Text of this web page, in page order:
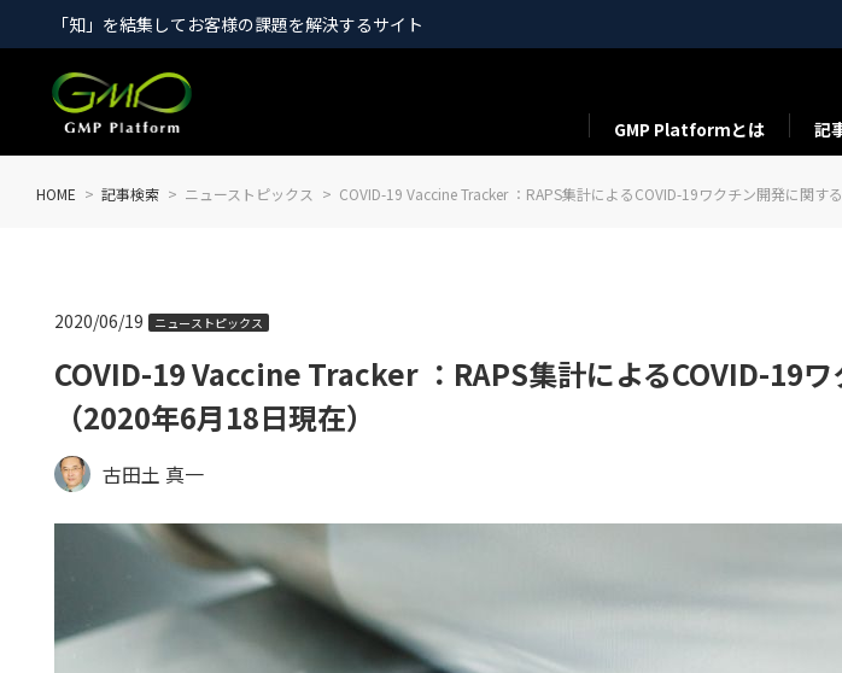
「知」を結集してお客様の課題を解決するサイト
GMP Platformとは 記
HOME 記事検索 ニューストピックス COVID-19 Vaccine Tracker ：RAPS集計によるCOVID-19ワクチン開発に関す
COVID-19 Vaccine Tracker ：RAPS集計によるCOVID-19
（2020年6月18日現在）
2020/06/19 ニューストピックス
古田土 真一